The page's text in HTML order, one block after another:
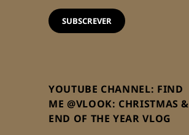
email
SUBSCREVER
YOUTUBE CHANNEL: FIND
ME @VLOOK: CHRISTMAS &
END OF THE YEAR VLOG